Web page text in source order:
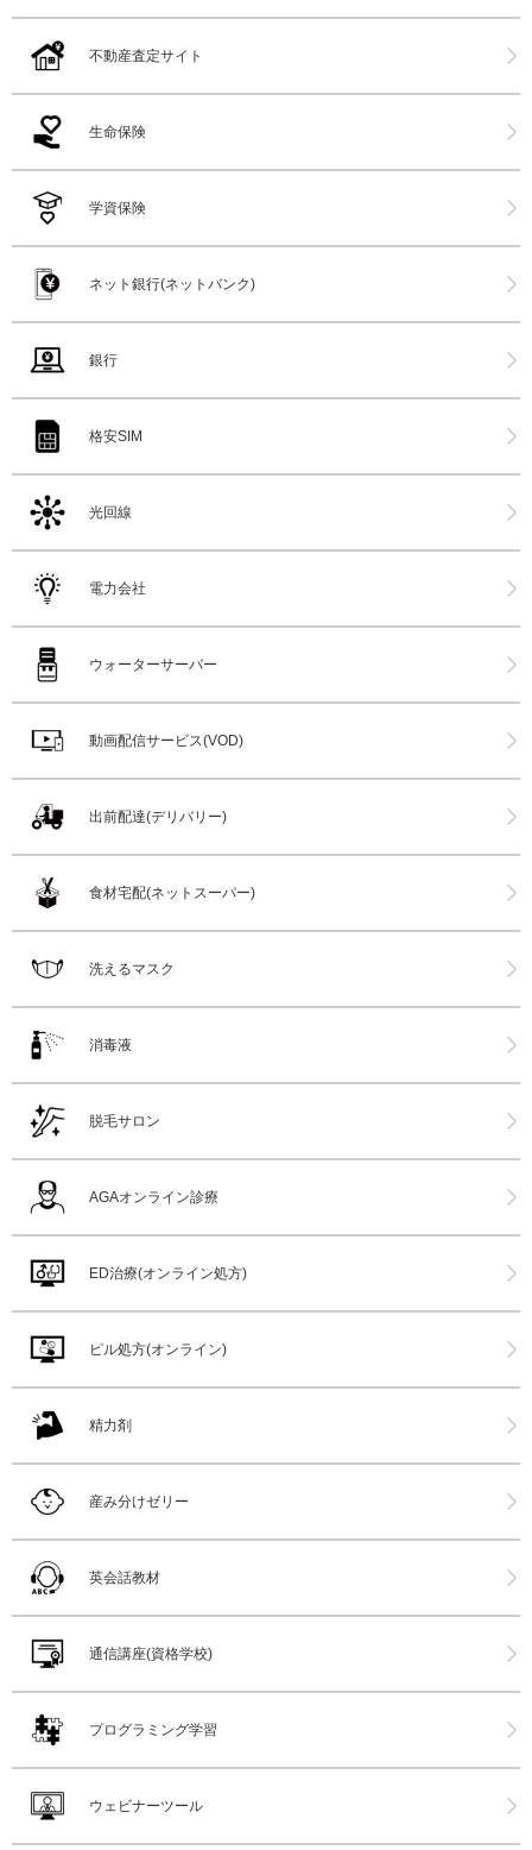
不動産査定サイト
生命保険
学資保険
ネット銀行(ネットバンク)
銀行
格安SIM
光回線
電力会社
ウォーターサーバー
動画配信サービス(VOD)
出前配達(デリバリー)
食材宅配(ネットスーパー)
洗えるマスク
消毒液
脱毛サロン
AGAオンライン診療
ED治療(オンライン処方)
ピル処方(オンライン)
精力剤
産み分けゼリー
英会話教材
通信講座(資格学校)
プログラミング学習
ウェビナーツール